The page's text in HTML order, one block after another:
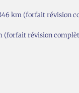
346 km (forfait
(forfait révision